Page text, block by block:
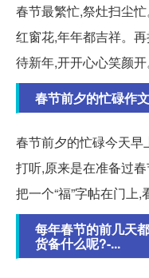
春节最繁忙,祭灶扫尘
红窗花,年年都吉祥。
待新年,开开心心笑颜
春节前夕的忙碌作
春节前夕的忙碌今天早
打听,原来是在准备过
把一个“福”字帖在门上,
每年春节的前几天
货备什么呢?-...